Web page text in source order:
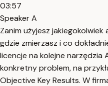
03:57
Speaker A
Zanim użyjesz
gdzie zmierzasz i co
licencje na kolejne narzędzia
konkretny problem, na
Objective Key Results. W